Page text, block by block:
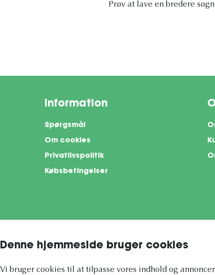
Denne hjemmeside bruger cookies
Vi bruger cookies til at tilpasse vores indhold og
Prøv at lave en bredere
Information
Spørgsmål
Om cookies
Privatlivspolitik
Købsbetingelser
This site is protected by reCAPTCHA and the Google